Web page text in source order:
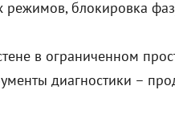
блокировка
в ограниченном
диагностики –